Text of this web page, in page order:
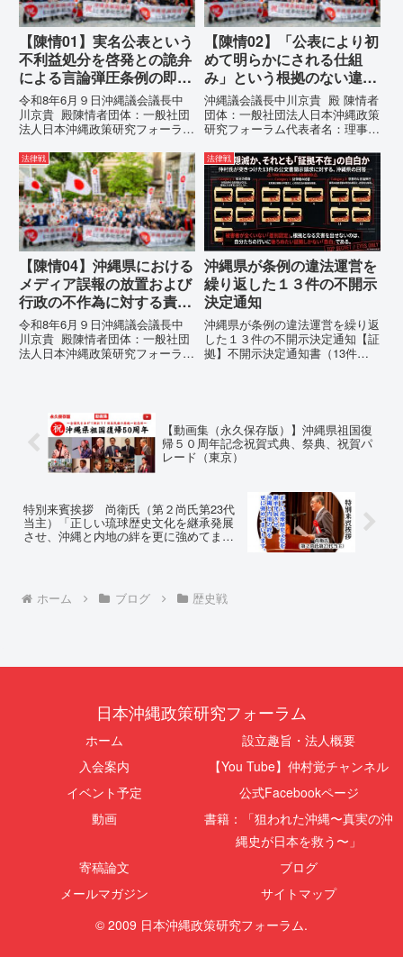
【陳情01】実名公表という
不利益処分を啓発との詭弁
による言論弾圧条例の即時
運用停止を求める陳情
令和8年6月９日沖縄議会議長中
川京貴 殿陳情者団体：一般社団
法人日本沖縄政策研究フォーラム
所：沖縄県那覇市電 話：
080- 実名公表という不利益処分
を啓発との詭弁による言論弾圧条
例の即時運用停止を求める陳情
1...
【陳情02】「公表により初
めて明らかにされる仕組
み」という根拠のない違法
運用の指摘と条例運用の停
止を求める陳情書
沖縄議会議長中川京貴 殿 陳情者
団体：一般社団法人日本沖縄政策
研究フォーラム代表者名：理事
市電 話：080- 「公表により初
めて明らかにされる仕組み」とい
う根拠のない違法運用の指摘と条
例運用の停止を求める陳情...
法律戦
【陳情04】沖縄県における
メディア誤報の放置および
行政の不作為に対する責任
追及と再発防止策を求める
陳情
令和8年6月９日沖縄議会議長中
川京貴 殿陳情者団体：一般社団
法人日本沖縄政策研究フォーラム
ィア誤報の放置および行政の不作
為に対する責任追及と再発防...
法律戦
沖縄県が条例の違法運営を
繰り返した１３件の不開示
決定通知
沖縄県が条例の違法運営を繰り返
した１３件の不開示決定通知【証
拠】不開示決定通知書（13件）
彼らが行政手続きの正当性を失
っ...
【動画集（永久保存版）】沖縄県祖国復
帰５０周年記念祝賀式典、祭典、祝賀パ
レード（東京）
特別来賓挨拶 尚衛氏（第２尚氏第23代
当主）「正しい琉球歴史文化を継承発展
させ、沖縄と内地の絆を更に強めてまい
ホーム ブログ 歴史戦
日本沖縄政策研究フォーラム
ホーム
設立趣旨・法人概要
入会案内
【You Tube】仲村覚チャンネル
イベント予定
公式Facebookページ
動画
書籍：「狙われた沖縄〜真実の沖
縄史が日本を救う〜」
寄稿論文
ブログ
メールマガジン
サイトマップ
© 2009 日本沖縄政策研究フォーラム.